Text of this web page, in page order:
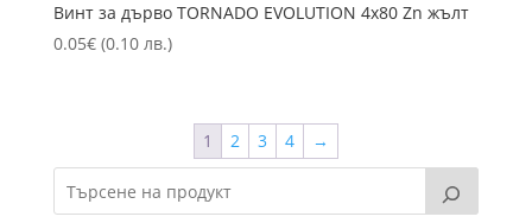
Винт за дърво TORNADO EVOLUTION 4х80 Zn жълт
0.05€ (0.10 лв.)
1 2 3 4 →